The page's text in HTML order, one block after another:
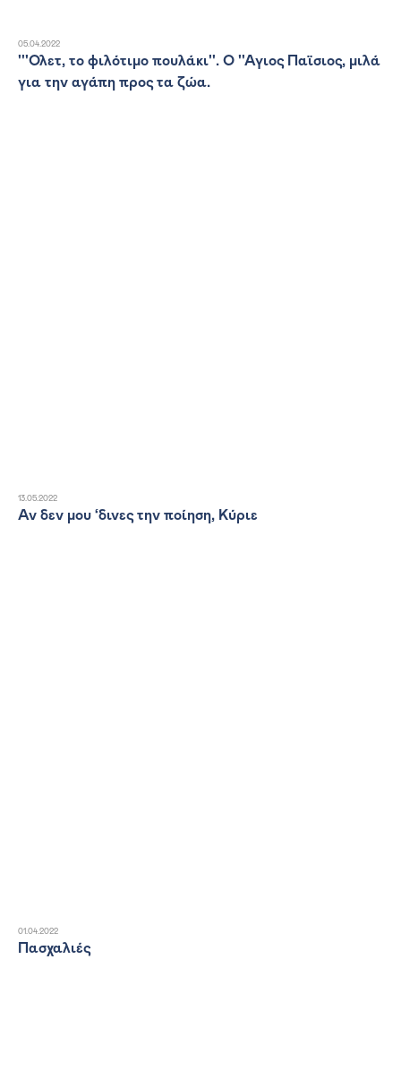
05.04.2022
'''Ολετ, το φιλότιμο πουλάκι''. Ο ''Αγιος Παϊσιος, μιλά
για την αγάπη προς τα ζώα.
13.05.2022
Αν δεν μου ‘δινες την ποίηση, Κύριε
01.04.2022
Πασχαλιές